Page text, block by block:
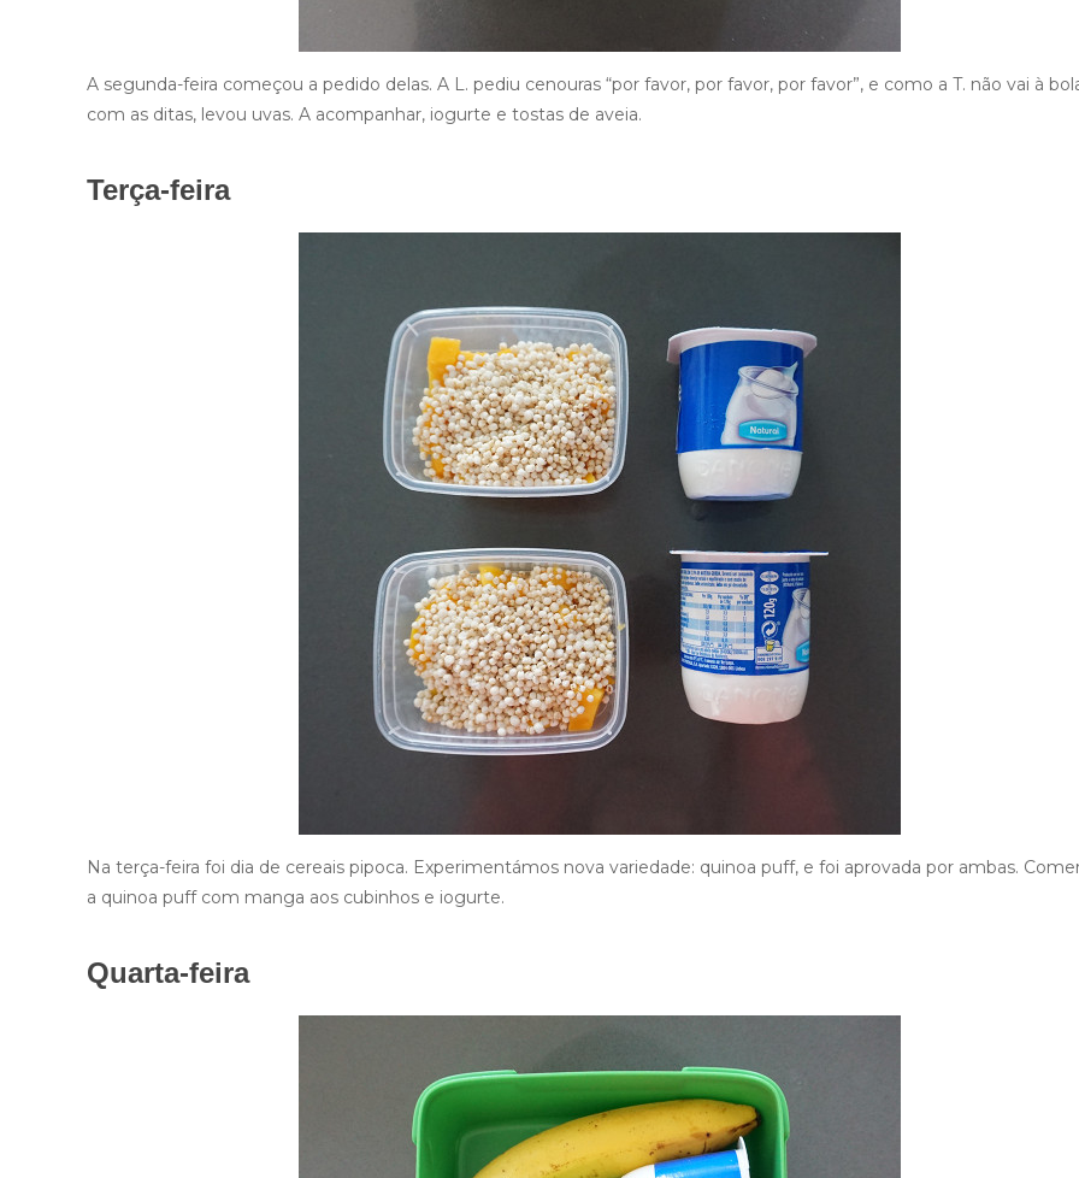
A segunda-feira começou a pedido delas. A L. pediu cenouras “por favor, por favor, por favor”, e como a T. não vai à
com as ditas, levou uvas. A acompanhar, iogurte e tostas de aveia.
Terça-feira
Na terça-feira foi dia de cereais pipoca. Experimentámos nova variedade: quinoa puff, e foi aprovada por ambas.
a quinoa puff com manga aos cubinhos e iogurte.
Quarta-feira